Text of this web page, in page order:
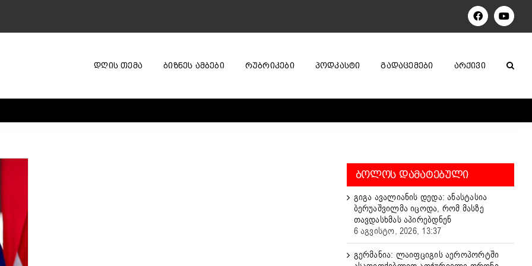
Facebook
ᲓᲦᲘᲡ ᲗᲔᲛᲐ ᲑᲘᲖᲜᲔᲡ ᲐᲛᲑᲔᲑᲘ ᲠᲣᲑᲠᲘᲙᲔᲑᲘ ᲞᲝᲓᲙᲐᲡᲢᲘ ᲒᲐᲓᲐᲪᲔᲛᲔᲑᲘ ᲐᲠᲥᲘᲕᲘ
ᲑᲝᲚᲝᲡ ᲓᲐᲛᲐᲢᲔᲑᲣᲚᲘ
გიგა ავალიანის დედა: ანასტასია
ბერუაშვილმა იცოდა, რომ მასზე
თავდასხმას აპირებდნენ
6 აგვისტო, 2026, 13:37
გერმანია: ლაიფციგის აეროპორტში